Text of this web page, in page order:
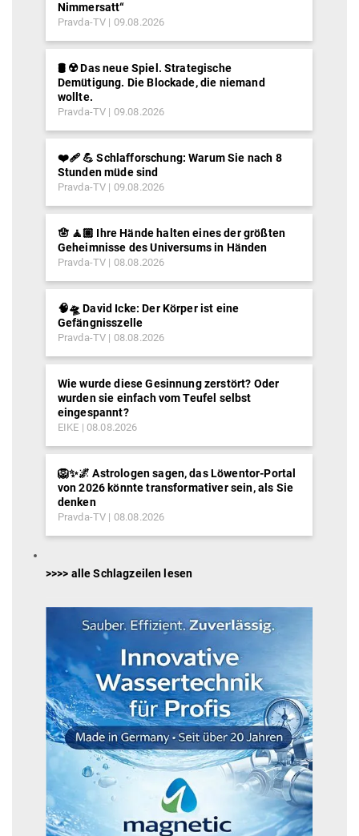
Nimmersatt“
Pravda-TV 09.08.2026
🛢️ ☢️ Das neue Spiel. Strategische
Demütigung. Die Blockade, die niemand
wollte.
Pravda-TV 09.08.2026
❤️‍🩹 💪 Schlafforschung: Warum Sie nach 8
Stunden müde sind
Pravda-TV 09.08.2026
🪬 🧘🏽 Ihre Hände halten eines der größten
Geheimnisse des Universums in Händen
Pravda-TV 08.08.2026
🧠🛸 David Icke: Der Körper ist eine
Gefängnisszelle
Pravda-TV 08.08.2026
Wie wurde diese Gesinnung zerstört? Oder
wurden sie einfach vom Teufel selbst
eingespannt?
EIKE 08.08.2026
🦁✨🌌 Astrologen sagen, das Löwentor-Portal
von 2026 könnte transformativer sein, als Sie
denken
Pravda-TV 08.08.2026
>>>> alle Schlagzeilen lesen